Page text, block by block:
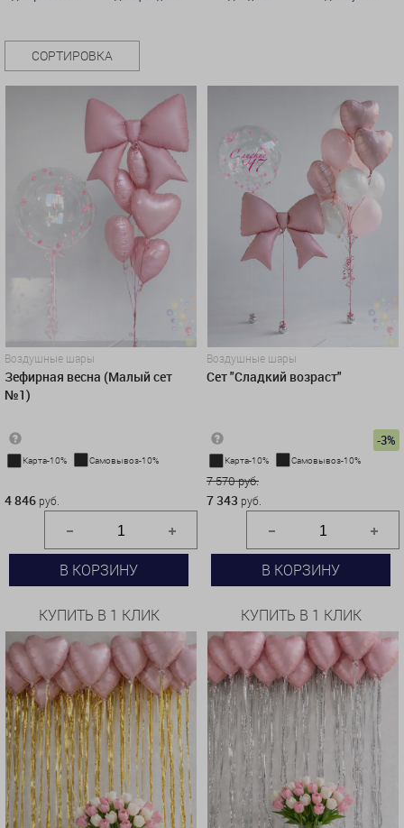
СОРТИРОВКА
Воздушные шары
Зефирная весна (Малый сет
№1)
Карта-10% Самовывоз-10%
4 846 руб.
В КОРЗИНУ
КУПИТЬ В 1 КЛИК
Воздушные шары
Сет "Сладкий возраст"
-3%
Карта-10% Самовывоз-10%
7 570 руб.
7 343 руб.
В КОРЗИНУ
КУПИТЬ В 1 КЛИК